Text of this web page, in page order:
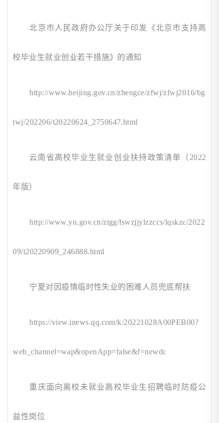
北京市人民政府办公厅关于印发《北京市支持高
校毕业生就业创业若干措施》的通知
http://www.beijing.gov.cn/zhengce/zfwj/zfwj2016/bg
twj/202206/t20220624_2750647.html
云南省高校毕业生就业创业扶持政策清单（ 2022
年版）
http://www.yn.gov.cn/ztgg/lswzjjylzzccs/lqskzc/2022
09/t20220909_246888.html
宁夏对因疫情临时性失业的困难人员兜底帮扶
https://view.inews.qq.com/k/20221028A00PEB00?
web_channel=wap&openApp=false&f=newdc
重庆面向离校未就业高校毕业生招聘临时防疫公
益性岗位